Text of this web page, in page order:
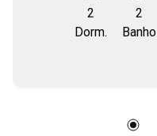
sala, banheiro e
busca conforto,
2
Dorm.
2
Banho